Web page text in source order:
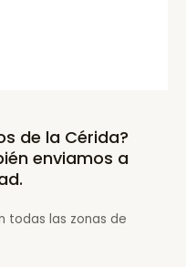
de la Cérida?
enviamos a
todas las zonas de